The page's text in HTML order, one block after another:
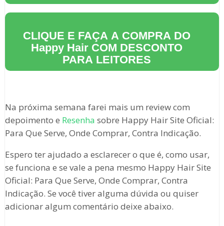
CLIQUE E FAÇA A COMPRA DO
Happy Hair COM DESCONTO
PARA LEITORES
Na próxima semana farei mais um review com
depoimento e Resenha sobre Happy Hair Site Oficial:
Para Que Serve, Onde Comprar, Contra Indicação.
Espero ter ajudado a esclarecer o que é, como usar,
se funciona e se vale a pena mesmo Happy Hair Site
Oficial: Para Que Serve, Onde Comprar, Contra
Indicação. Se você tiver alguma dúvida ou quiser
adicionar algum comentário deixe abaixo.